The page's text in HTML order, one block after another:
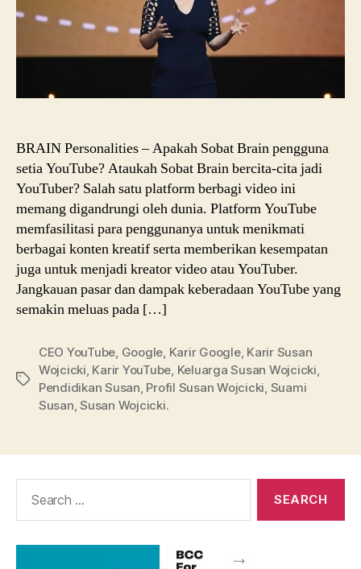
BRAIN Personalities – Apakah Sobat Brain pengguna
setia YouTube? Ataukah Sobat Brain bercita-cita jadi
YouTuber? Salah satu platform berbagi video ini
memang digandrungi oleh dunia. Platform YouTube
memfasilitasi para penggunanya untuk menikmati
berbagai konten kreatif serta memberikan kesempatan
juga untuk menjadi kreator video atau YouTuber.
Jangkauan pasar dan dampak keberadaan YouTube yang
semakin meluas pada […]
Tags
CEO YouTube Google Karir Google, Karir Susan
Wojcicki Karir YouTube Keluarga Susan Wojcicki
Pendidikan Susan Profil Susan Wojcicki Suami
Susan ,Susan Wojcicki.